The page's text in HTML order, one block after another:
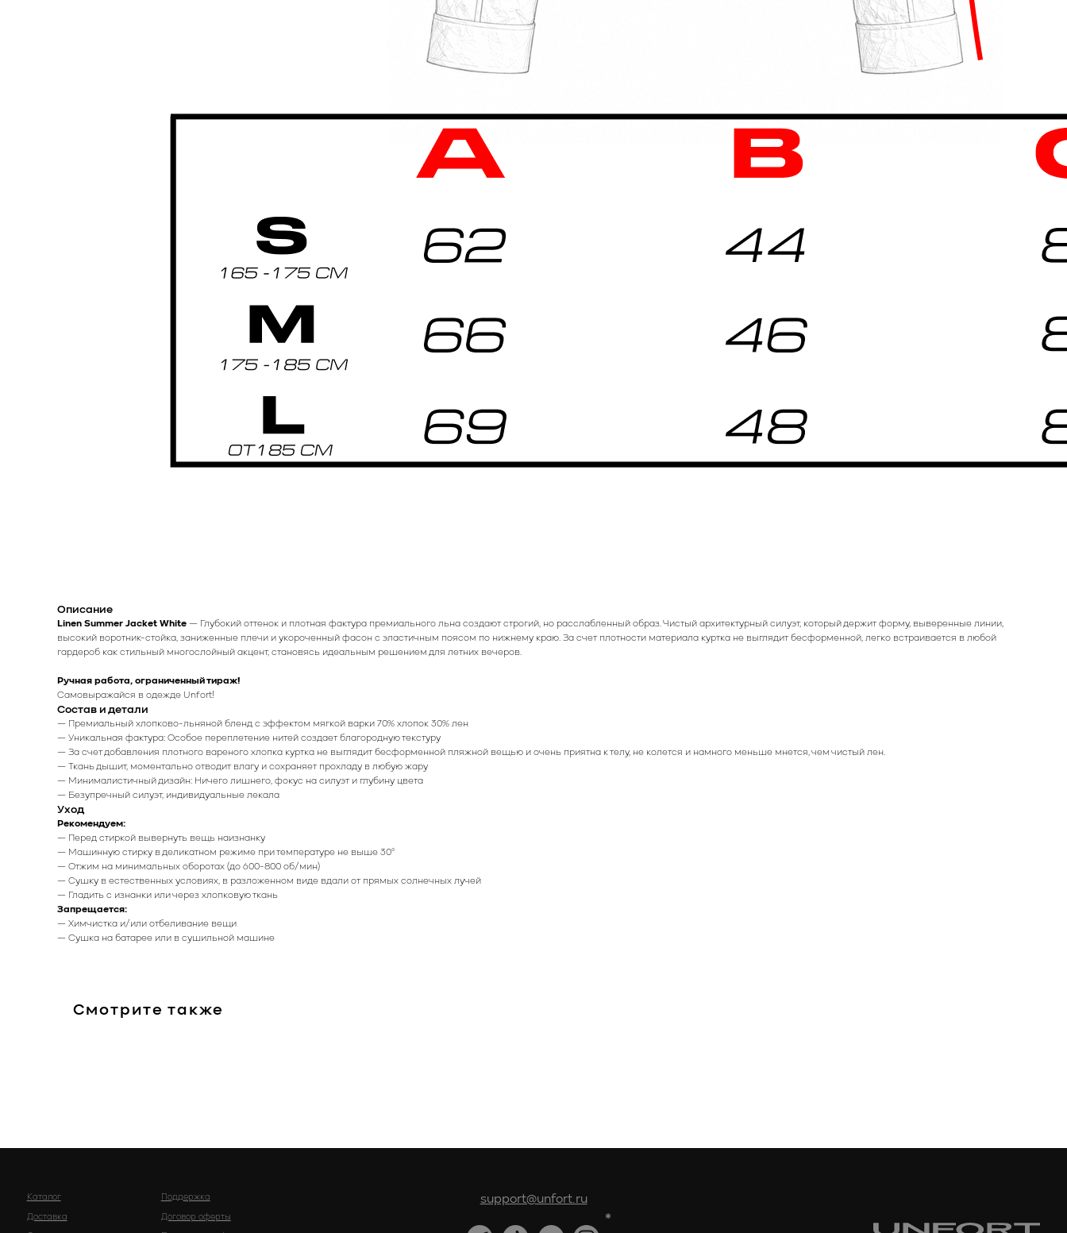
Описание
Linen Summer Jacket White — Глубокий оттенок и плотная фактура премиального льна создают строгий, но расслабленный образ. Чистый архитектурный силуэт, который держит форму, выверенные линии,
высокий воротник-стойка, заниженные плечи и укороченный фасон с эластичным поясом по нижнему краю. За счет плотности материала куртка не выглядит бесформенной, легко встраивается в любой
гардероб как стильный многослойный акцент, становясь идеальным решением для летних вечеров.
Ручная работа, ограниченный тираж!
Самовыражайся в одежде Unfort!
Состав и детали
— Премиальный хлопково-льняной бленд с эффектом мягкой варки 70% хлопок 30% лен
— Уникальная фактура: Особое переплетение нитей создает благородную текстуру
— За счет добавления плотного вареного хлопка куртка не выглядит бесформенной пляжной вещью и очень приятна к телу, не колется и намного меньше мнется, чем чистый лен.
— Ткань дышит, моментально отводит влагу и сохраняет прохладу в любую жару
— Минималистичный дизайн: Ничего лишнего, фокус на силуэт и глубину цвета
— Безупречный силуэт, индивидуальные лекала
Уход
Рекомендуем:
— Перед стиркой вывернуть вещь наизнанку
— Машинную стирку в деликатном режиме при температуре не выше 30°
— Отжим на минимальных оборотах (до 600-800 об/мин)
— Сушку в естественных условиях, в разложенном виде вдали от прямых солнечных лучей
— Гладить с изнанки или через хлопковую ткань
Запрещается:
— Химчистка и/или отбеливание вещи
— Сушка на батарее или в сушильной машине
Смотрите также
Поддержка